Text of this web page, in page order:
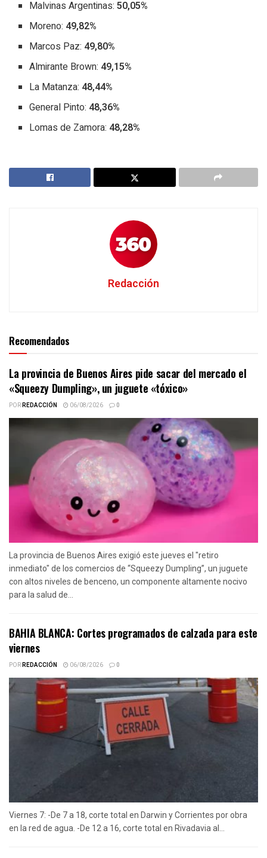
Malvinas Argentinas:50,05%
Moreno: 49,82%
Marcos Paz: 49,80%
Almirante Brown: 49,15%
La Matanza: 48,44%
General Pinto: 48,36%
Lomas de Zamora: 48,28%
Redacción
Recomendados
La provincia de Buenos Aires pide sacar del mercado el
«Squeezy Dumpling», un juguete «tóxico»
PORREDACCIÓN 06/08/2026 0
La provincia de Buenos Aires exigió este jueves el "retiro
inmediato" de los comercios de “Squeezy Dumpling”, un juguete
con altos niveles de benceno, un componente altamente nocivo
para la salud de...
BAHIA BLANCA: Cortes programados de calzada para este
viernes
PORREDACCIÓN 06/08/2026 0
Viernes 7: -De 7 a 18, corte total en Darwin y Corrientes por obra
en la red de agua. -De 12 a 16, corte total en Rivadavia al...